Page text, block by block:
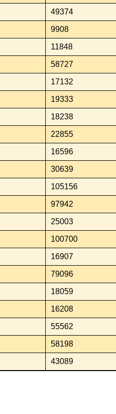
49374
9908
11848
58727
17132
19333
18238
22855
16596
30639
105156
97942
25003
100700
16907
79096
18059
16208
55562
58198
43089